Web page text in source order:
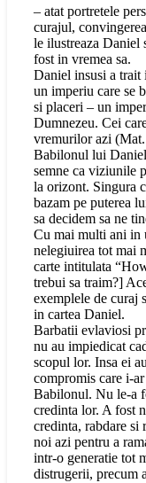
– atat portretele
curajul,
le ilustreaza Daniel
fost in vremea sa.
Daniel insusi a trait
un imperiu care se
si placeri – un
Dumnezeu. Cei
vremurilor azi
Babilonul lui
semne ca viziunile
la orizont. Singura
bazam pe puterea
sa decidem sa ne
Cu mai multi ani in
nelegiuirea tot mai
carte intitulata
trebui sa traim?]
exemplele de curaj
in cartea Daniel.
Barbatii evlaviosi
nu au impiedicat
scopul lor. Insa ei
compromis care i-
Babilonul. Nu le-a
credinta lor. A fost
credinta, rabdare si
noi azi pentru a
intr-o generatie tot
distrugerii, precum